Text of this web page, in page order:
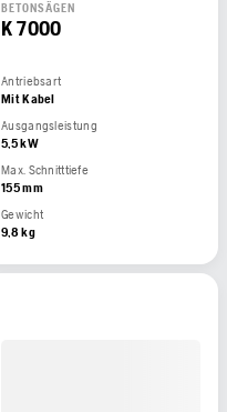
BETONSÄGEN
K 7000
Antriebsart
Mit Kabel
Ausgangsleistung
5,5 kW
Max. Schnitttiefe
155 mm
Gewicht
9,8 kg